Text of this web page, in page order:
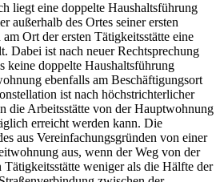
liegt eine doppelte Haushaltsführung
außerhalb des Ortes seiner ersten
Ort der ersten Tätigkeitsstätte eine
Dabei ist nach neuer Rechtsprechung
keine doppelte Haushaltsführung
ebenfalls am Beschäftigungsort
ist nach höchstrichterlicher
die Arbeitsstätte von der Hauptwohnung
erreicht werden kann. Die
aus Vereinfachungsgründen von einer
aus, wenn der Weg von der
weniger als die Hälfte der